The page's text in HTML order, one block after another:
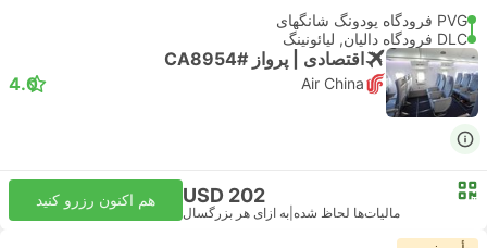
PVG فرودگاه پودونگ شانگهای
DLC فرودگاه دالیان, لیائونینگ
اقتصادی | پرواز #CA8954
Air China
4.0
USD 202
مالیات‌ها لحاظ شده به ازای هر بزرگسال
هم اکنون رزرو کنید